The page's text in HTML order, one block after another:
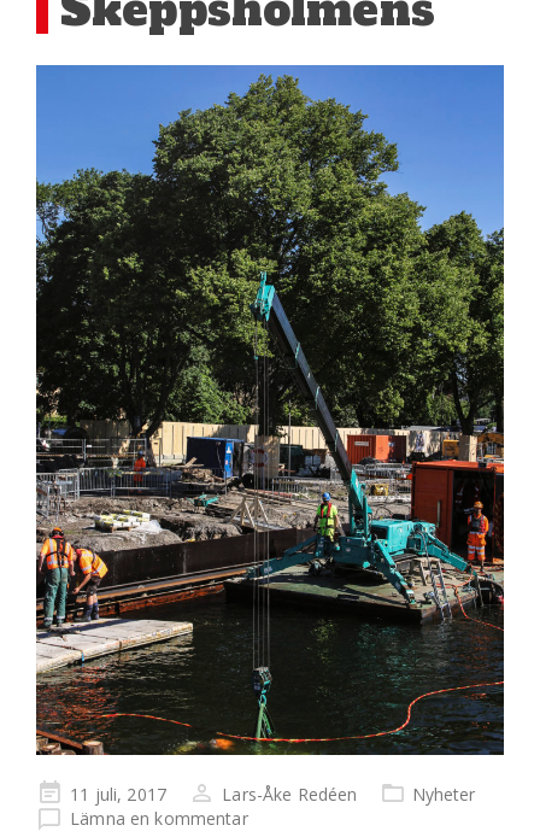
Publicerad
på
11 juli, 2017 Lars-Åke Redéen
Nyheter
Lämna en kommentar